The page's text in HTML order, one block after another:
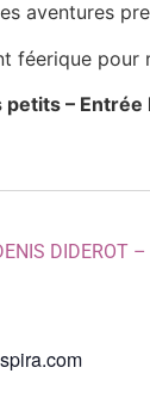
aventures
féerique pour
– Entrée
DIDEROT